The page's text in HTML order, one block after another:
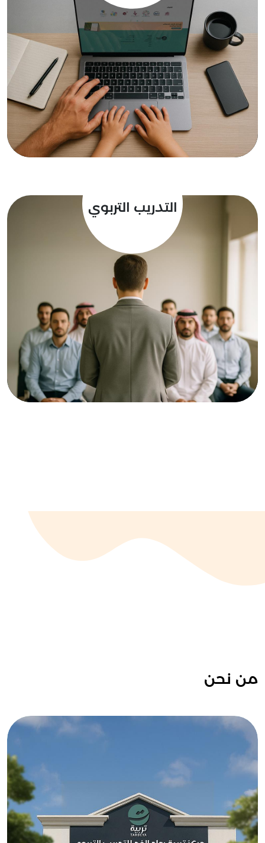
استراتيجيات ووسائل متعددة ومتنوعة، تجمع
بين الأصالة والمعاصرة، بهدف بناء جيل متميز
خلقًا، يرتكز على قاعدة صلبة من هُويته
الإسلامية والوطنية، ممتلكًا وعيًا وبصيرة، يرى
من خلالها الحياة.
إقرأ المزيد
التدريب التربوي
برنامج يُعْنَى بتطوير أداء المربين، كونهم أصحاب
رسالة سامية، وذلك بتنمية معارفهم،
ومهاراتهم، وتمليكهم الأدوات اللازمة لبناء
الأجيال، وغرس وتعزيز القيم التربوية، وأداء
الرسالة على خير وجه.
إقرأ المزيد
من نحن
نحن مركز يتبع مجموعة "تعلُّم" بدولة قطر،
يُقدِّم خدمات تربوية متنوعة، تجمع بين
البرامج القيمية والمهارية المتخصِّصة،
والتدريبية المتميِّزة.